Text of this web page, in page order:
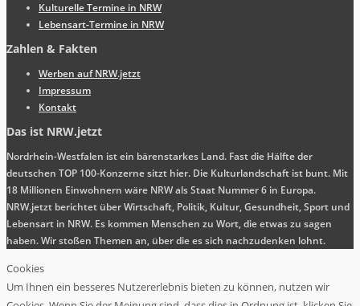
Kulturelle Termine in NRW
Lebensart-Termine in NRW
Zahlen & Fakten
Werben auf NRW.jetzt
Impressum
Kontakt
Das ist NRW.jetzt
Nordrhein-Westfalen ist ein bärenstarkes Land. Fast die Hälfte der
deutschen TOP 100-Konzerne sitzt hier. Die Kulturlandschaft ist bunt. Mit
18 Millionen Einwohnern wäre NRW als Staat Nummer 6 in Europa.
NRW.jetzt berichtet über Wirtschaft, Politik, Kultur, Gesundheit, Sport und
Lebensart in NRW. Es kommen Menschen zu Wort, die etwas zu sagen
haben. Wir stoßen Themen an, über die es sich nachzudenken lohnt.
Cookies
Um Ihnen ein besseres Nutzererlebnis bieten zu können, nutzen wir